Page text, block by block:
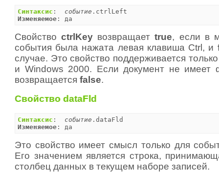
Синтаксис : событие
Изменяемое : да
СвойствоctrlKey возвращаетtrue, если в
события была нажата левая клавиша Ctrl, и
случае. Это свойство поддерживается
и Windows 2000. Если документ не имеет
возвращается false.
Свойство dataFld
Синтаксис : событие
Изменяемое : да
Это свойство имеет смысл только для
Его значением является строка,
столбец данных в текущем наборе записей.